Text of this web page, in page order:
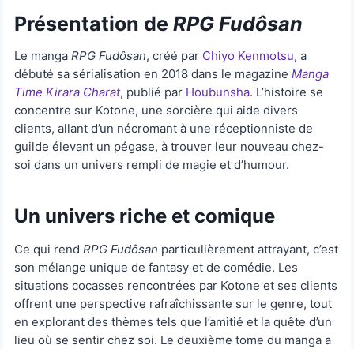
Présentation de RPG Fudôsan
Le manga RPG Fudôsan, créé par Chiyo Kenmotsu, a
débuté sa sérialisation en 2018 dans le magazine Manga
Time Kirara Charat, publié par Houbunsha. L’histoire se
concentre sur Kotone, une sorcière qui aide divers
clients, allant d’un nécromant à une réceptionniste de
guilde élevant un pégase, à trouver leur nouveau chez-
soi dans un univers rempli de magie et d’humour.
Un univers riche et comique
Ce qui rend RPG Fudôsan particulièrement attrayant, c’est
son mélange unique de fantasy et de comédie. Les
situations cocasses rencontrées par Kotone et ses clients
offrent une perspective rafraîchissante sur le genre, tout
en explorant des thèmes tels que l’amitié et la quête d’un
lieu où se sentir chez soi. Le deuxième tome du manga a